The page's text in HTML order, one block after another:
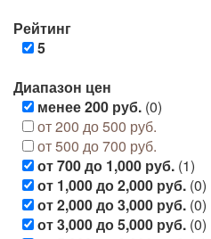
Рейтинг
5
Диапазон цен
менее 200 руб. (0)
от 200 до 500 руб.
от 500 до 700 руб.
от 700 до 1,000 руб. (1)
от 1,000 до 2,000 руб. (0)
от 2,000 до 3,000 руб. (0)
от 3,000 до 5,000 руб. (0)